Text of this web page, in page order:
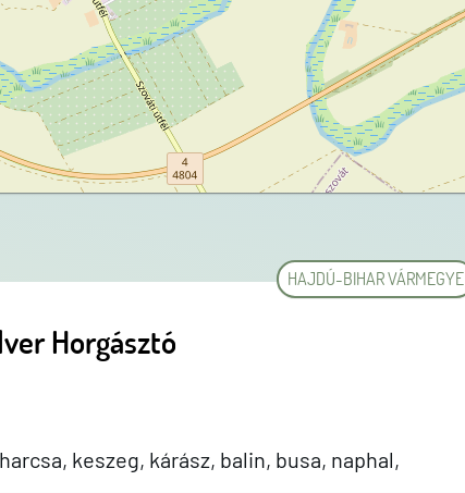
HAJDÚ-BIHAR VÁRMEGYE
Horgásztó
keszeg, kárász, balin, busa, naphal,